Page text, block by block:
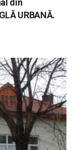
din
URBANĂ.